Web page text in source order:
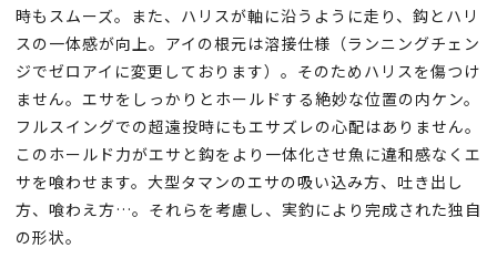
時もスムーズ。また、ハリスが軸に沿うように走り、鈎とハリ
スの一体感が向上。アイの根元は溶接仕様（ランニングチェン
ジでゼロアイに変更しております）。そのためハリスを傷つけ
ません。エサをしっかりとホールドする絶妙な位置の内ケン。
フルスイングでの超遠投時にもエサズレの心配はありません。
このホールド力がエサと鈎をより一体化させ魚に違和感なくエ
サを喰わせます。大型タマンのエサの吸い込み方、吐き出し
方、喰わえ方…。それらを考慮し、実釣により完成された独自
の形状。